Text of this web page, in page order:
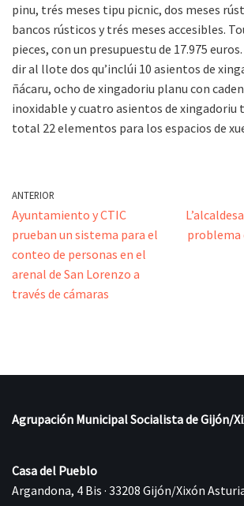
pinu, trés meses tipu picnic, dos meses
bancos rústicos y trés meses accesibles.
pieces, con un presupuestu de 17.975
dir al llote dos qu’inclúi 10 asientos de
ñácaru, ocho de xingadoriu planu con
inoxidable y cuatro asientos de xingadoriu
total 22 elementos para los espacios de
ANTERIOR
Ayuntamiento y CTIC
prueban un sistema para el
conteo de personas en el
arenal de San Lorenzo a
través de cámaras
problema
Agrupación Municipal Socialista de Gijón/
Casa del Pueblo
Argandona, 4 Bis · 33208 Gijón/Xixón